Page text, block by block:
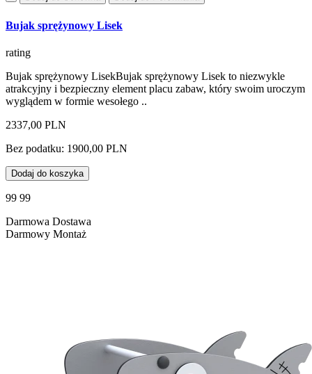
Bujak sprężynowy Lisek
rating
Bujak sprężynowy LisekBujak sprężynowy Lisek to niezwykle
atrakcyjny i bezpieczny element placu zabaw, który swoim uroczym
wyglądem w formie wesołego ..
2337,00 PLN
Bez podatku: 1900,00 PLN
Dodaj do koszyka
99 99
Darmowa Dostawa
Darmowy Montaż